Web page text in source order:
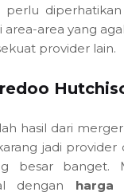
perlu
area-area yang
provider lain.
hasil dari
jadi provider
besar banget.
dengan harga